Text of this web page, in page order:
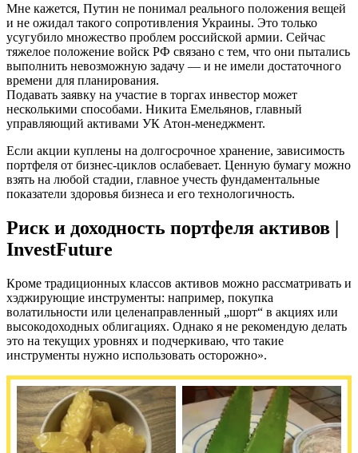
Мне кажется, Путин не понимал реального положения вещей
и не ожидал такого сопротивления Украины. Это только
усугубило множество проблем российской армии. Сейчас
тяжелое положение войск РФ связано с тем, что они пытались
выполнить невозможную задачу — и не имели достаточного
времени для планирования.
Подавать заявку на участие в торгах инвестор может
несколькими способами. Никита Емельянов, главный
управляющий активами УК Атон-менеджмент.
Если акции куплены на долгосрочное хранение, зависимость
портфеля от бизнес-циклов ослабевает. Ценную бумагу можно
взять на любой стадии, главное учесть фундаментальные
показатели здоровья бизнеса и его технологичность.
Риск и доходность портфеля активов |
InvestFuture
Кроме традиционных классов активов можно рассматривать и
хэджирующие инструменты: например, покупка
волатильности или целенаправленный „шорт“ в акциях или
высокодоходных облигациях. Однако я не рекомендую делать
это на текущих уровнях и подчеркиваю, что такие
инструменты нужно использовать осторожно».